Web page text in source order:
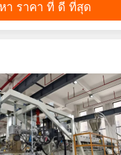
หา ราคา ที่ ดี ที่สุด